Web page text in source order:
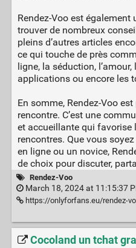
Rendez-Voo est
trouver de nombreux
pleins d’autres articles
ce qui touche de près
ligne, la séduction,
applications ou encore les
En somme, Rendez-Voo
rencontre. C’est une
et accueillante qui favorise
rencontres. Que vous
en ligne ou un novice,
de choix pour discuter,
Rendez-Voo
March 18, 2024 at 11:15:37
https://onlyforfans.eu/rendez-voo-le-
Cocoland un tchat